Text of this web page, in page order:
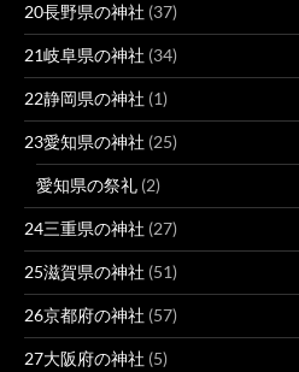
20長野県の神社 (37)
21岐阜県の神社 (34)
22静岡県の神社 (1)
23愛知県の神社 (25)
愛知県の祭礼 (2)
24三重県の神社 (27)
25滋賀県の神社 (51)
26京都府の神社 (57)
27大阪府の神社 (5)